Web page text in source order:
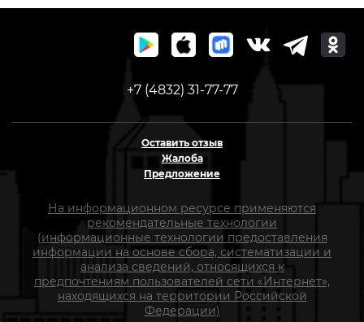
+7 (4832) 31-77-77
Оставить отзыв
Жалоба
Предложение
На информационном ресурсе применяются
рекомендательные технологии
(информационные технологии предоставления
информации на основе сбора, систематизации и
анализа сведений, относящихся к
предпочтениям пользователей сети «Интернет»,
находящихся на территории Российской
Федерации)